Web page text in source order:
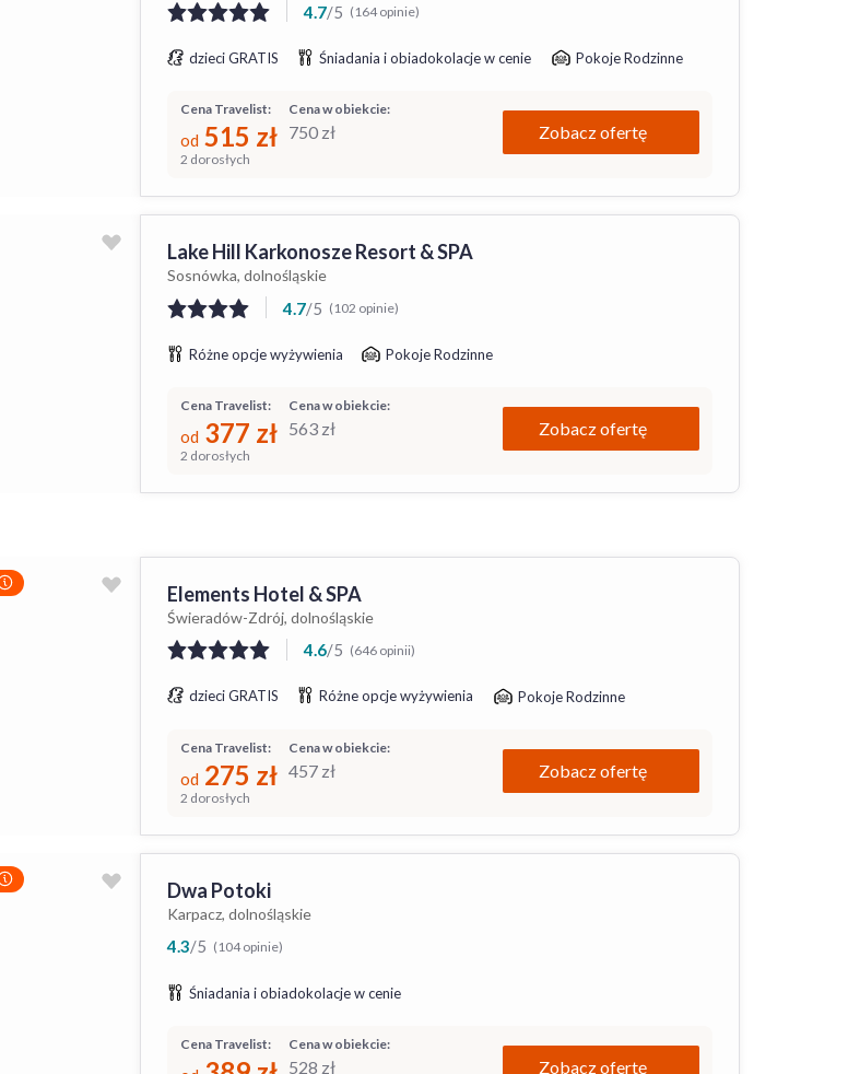
4.7/5 (164 opinie)
dzieci GRATIS Śniadania i obiadokolacje w cenie Pokoje Rodzinne
Cena w obiekcie:
750 zł
Cena Travelist:
od 515 zł
2 dorosłych
Zobacz ofertę
Lake Hill Karkonosze Resort & SPA
Sosnówka, dolnośląskie
4.7/5 (102 opinie)
Różne opcje wyżywienia Pokoje Rodzinne
Cena w obiekcie:
563 zł
Cena Travelist:
od 377 zł
2 dorosłych
Zobacz ofertę
Elements Hotel & SPA
Świeradów-Zdrój, dolnośląskie
4.6/5 (646 opinii)
dzieci GRATIS Różne opcje wyżywienia Pokoje Rodzinne
Cena w obiekcie:
457 zł
Cena Travelist:
od 275 zł
2 dorosłych
Zobacz ofertę
Dwa Potoki
Karpacz, dolnośląskie
4.3/5 (104 opinie)
Śniadania i obiadokolacje w cenie
Cena w obiekcie:
528 zł
Cena Travelist:
Zobacz ofertę